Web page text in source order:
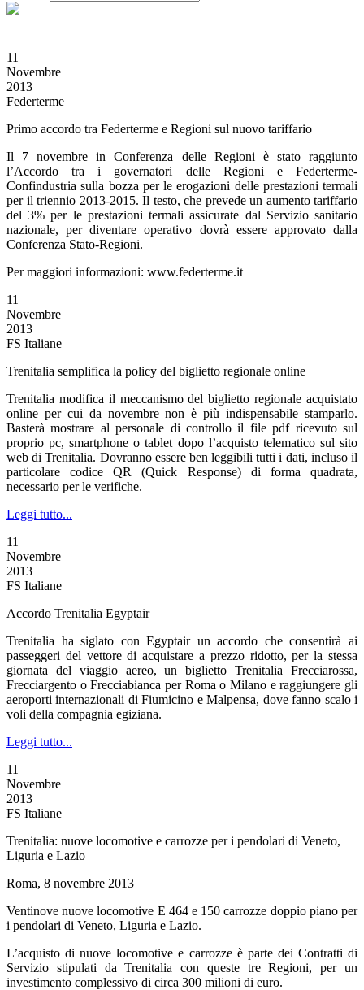
11
Novembre
2013
Federterme
Primo accordo tra Federterme e Regioni sul nuovo tariffario
Il 7 novembre in Conferenza delle Regioni è stato raggiunto
l’Accordo tra i governatori delle Regioni e Federterme-
Confindustria sulla bozza per le erogazioni delle prestazioni termali
per il triennio 2013-2015. Il testo, che prevede un aumento tariffario
del 3% per le prestazioni termali assicurate dal Servizio sanitario
nazionale, per diventare operativo dovrà essere approvato dalla
Conferenza Stato-Regioni.
Per maggiori informazioni: www.federterme.it
11
Novembre
2013
FS Italiane
Trenitalia semplifica la policy del biglietto regionale online
Trenitalia modifica il meccanismo del biglietto regionale acquistato
online per cui da novembre non è più indispensabile stamparlo.
Basterà mostrare al personale di controllo il file pdf ricevuto sul
proprio pc, smartphone o tablet dopo l’acquisto telematico sul sito
web di Trenitalia. Dovranno essere ben leggibili tutti i dati, incluso il
particolare codice QR (Quick Response) di forma quadrata,
necessario per le verifiche.
Leggi tutto...
11
Novembre
2013
FS Italiane
Accordo Trenitalia Egyptair
Trenitalia ha siglato con Egyptair un accordo che consentirà ai
passeggeri del vettore di acquistare a prezzo ridotto, per la stessa
giornata del viaggio aereo, un biglietto Trenitalia Frecciarossa,
Frecciargento o Frecciabianca per Roma o Milano e raggiungere gli
aeroporti internazionali di Fiumicino e Malpensa, dove fanno scalo i
voli della compagnia egiziana.
Leggi tutto...
11
Novembre
2013
FS Italiane
Trenitalia: nuove locomotive e carrozze per i pendolari di Veneto,
Liguria e Lazio
Roma, 8 novembre 2013
Ventinove nuove locomotive E 464 e 150 carrozze doppio piano per
i pendolari di Veneto, Liguria e Lazio.
L’acquisto di nuove locomotive e carrozze è parte dei Contratti di
Servizio stipulati da Trenitalia con queste tre Regioni, per un
investimento complessivo di circa 300 milioni di euro.